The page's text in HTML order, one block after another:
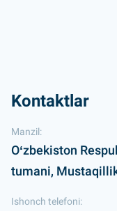
Kontaktlar
Manzil:
Oʻzbekiston
tumani,
Ishonch telefoni: